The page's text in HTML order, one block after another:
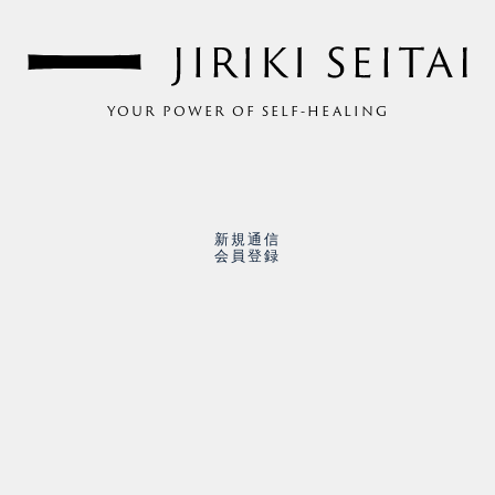
YOUR POWER OF SELF-HEALING
新規通信
会員登録